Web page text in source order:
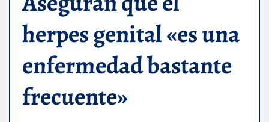
herpes genital «es una
enfermedad bastante
frecuente»